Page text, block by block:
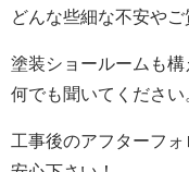
どんな些細な不安やご
塗装ショールームも
何でも聞いてください
工事後のアフターフ